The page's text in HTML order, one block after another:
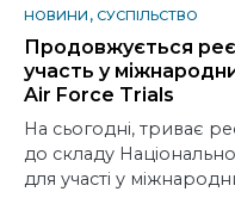
НОВИНИ СУСПІЛЬСТВО
Продовжується
участь у
Air Force Trials
На сьогодні, триває
до складу
для участі у